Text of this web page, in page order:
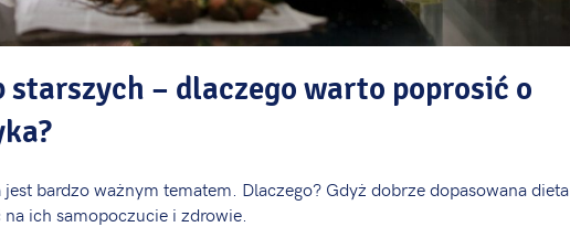
starszych – dlaczego warto poprosić o
jest bardzo ważnym tematem. Dlaczego? Gdyż dobrze dopasowana dieta
ich samopoczucie i zdrowie.